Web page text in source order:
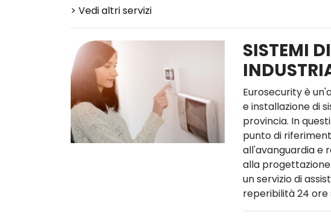
> Vedi altri servizi
SISTEMI
Eurosecurity è
e installazione di
provincia. In
punto di
all'avanguardia e
alla
un servizio di
reperibilità 24 ore